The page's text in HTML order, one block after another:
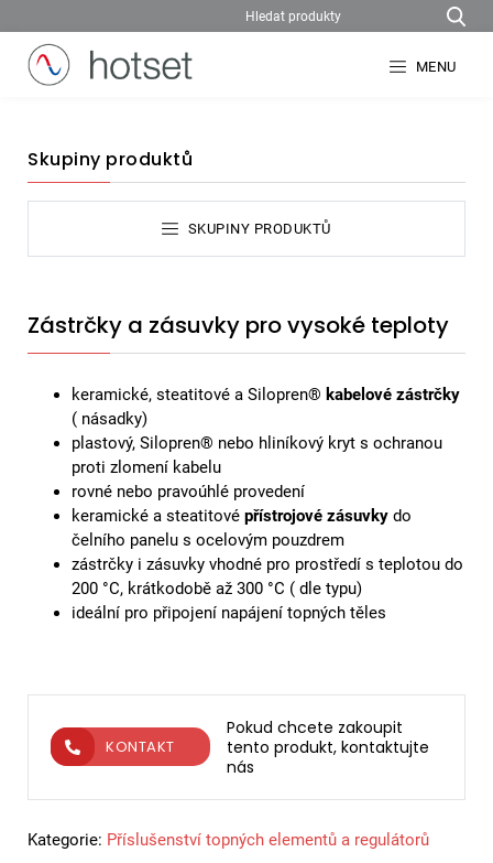
MENU
Skupiny produktů
SKUPINY PRODUKTŮ
Zástrčky a zásuvky pro vysoké teploty
keramické, steatitové a Silopren® kabelové zástrčky
( násadky)
plastový, Silopren® nebo hliníkový kryt s ochranou
proti zlomení kabelu
rovné nebo pravoúhlé provedení
keramické a steatitové přístrojové zásuvky do
čelního panelu s ocelovým pouzdrem
zástrčky i zásuvky vhodné pro prostředí s teplotou do
200 °C, krátkodobě až 300 °C ( dle typu)
ideální pro připojení napájení topných těles
Pokud chcete zakoupit
tento produkt, kontaktujte
nás
KONTAKT
Kategorie: Příslušenství topných elementů a regulátorů